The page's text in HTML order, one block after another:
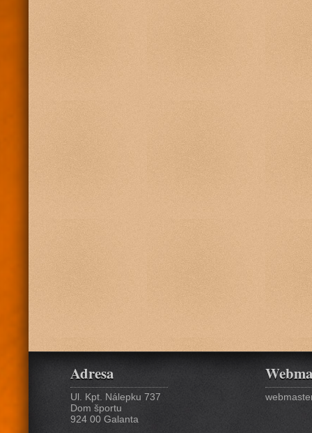
Adresa
Ul. Kpt. Nálepku 737
Dom športu
924 00 Galanta